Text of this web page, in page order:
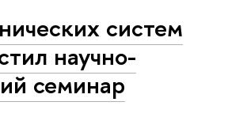
систем
научно-
семинар